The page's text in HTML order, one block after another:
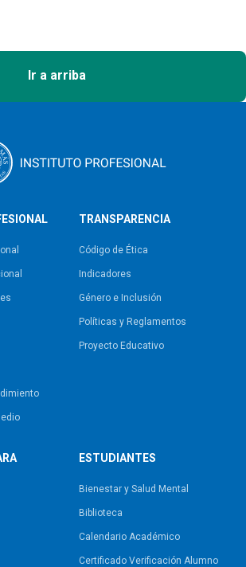
Ir a arriba
TRANSPARENCIA
Código de Ética
Indicadores
Género e Inclusión
Políticas y Reglamentos​
Proyecto Educativo
ESTUDIANTES
Bienestar y Salud Mental
Biblioteca
Calendario Académico
Certificado Verificación Alumno